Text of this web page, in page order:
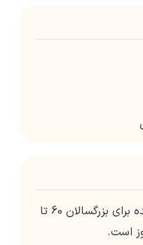
دوز شروع معمول توصیه شده برای بزرگسالان 60 تا